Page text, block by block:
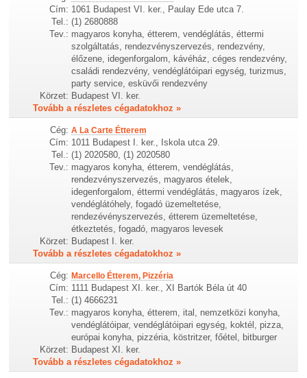
Cím: 1061 Budapest VI. ker., Paulay Ede utca 7.
Tel.: (1) 2680888
Tev.: magyaros konyha, étterem, vendéglátás, éttermi
szolgáltatás, rendezvényszervezés, rendezvény,
élőzene, idegenforgalom, kávéház, céges rendezvény,
családi rendezvény, vendéglátóipari egység, turizmus,
party service, esküvői rendezvény
Körzet: Budapest VI. ker.
Tovább a részletes cégadatokhoz »
Cég: A La Carte Étterem
Cím: 1011 Budapest I. ker., Iskola utca 29.
Tel.: (1) 2020580, (1) 2020580
Tev.: magyaros konyha, étterem, vendéglátás,
rendezvényszervezés, magyaros ételek,
idegenforgalom, éttermi vendéglátás, magyaros ízek,
vendéglátóhely, fogadó üzemeltetése,
rendezévényszervezés, étterem üzemeltetése,
étkeztetés, fogadó, magyaros levesek
Körzet: Budapest I. ker.
Tovább a részletes cégadatokhoz »
Cég: Marcello Étterem, Pizzéria
Cím: 1111 Budapest XI. ker., XI Bartók Béla út 40
Tel.: (1) 4666231
Tev.: magyaros konyha, étterem, ital, nemzetközi konyha,
vendéglátóipar, vendéglátóipari egység, koktél, pizza,
európai konyha, pizzéria, köstritzer, főétel, bitburger
Körzet: Budapest XI. ker.
Tovább a részletes cégadatokhoz »